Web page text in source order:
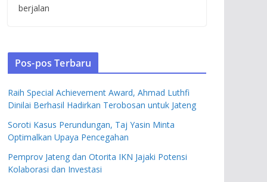
berjalan
Pos-pos Terbaru
Raih Special Achievement Award, Ahmad Luthfi
Dinilai Berhasil Hadirkan Terobosan untuk Jateng
Soroti Kasus Perundungan, Taj Yasin Minta
Optimalkan Upaya Pencegahan
Pemprov Jateng dan Otorita IKN Jajaki Potensi
Kolaborasi dan Investasi